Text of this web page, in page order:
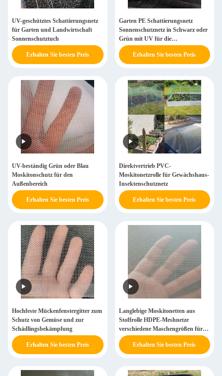
UV-geschütztes Schattierungsnetz
für Garten und Landwirtschaft
Sonnenschutztuch
Erhalten Sie besten Preis
Garten PE Schattierungsnetz
Sonnenschutznetz in Schwarz oder
Grün mit UV für die
Landwirtschaft
Erhalten Sie besten Preis
UV-beständig Grün oder Blau
Moskitonschutz für den
Außenbereich
Erhalten Sie besten Preis
Direktvertrieb PVC-
Moskitonetzrolle für Gewächshaus-
Insektenschutznetz
Erhalten Sie besten Preis
Hochfeste Mückenfenstergitter zum
Schutz von Gemüse und zur
Schädlingsbekämpfung
Erhalten Sie besten Preis
Langlebige Moskitonetten aus
Stoffrolle HDPE-Meshnetze
verschiedene Maschengrößen für
Fenster
Erhalten Sie besten Preis